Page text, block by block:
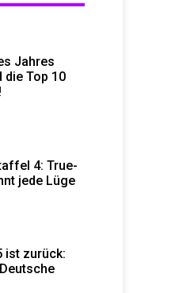
Jahres
die Top 10
4: True-
jede Lüge
ist zurück: